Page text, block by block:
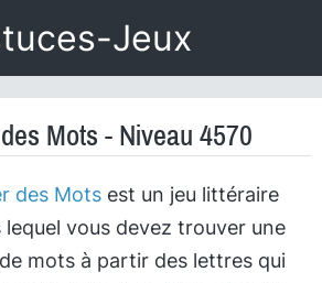
Jeux
Mots - Niveau 4570
des Motsest un jeu littéraire
lequel vous devez trouver une
mots à partir des lettres qui